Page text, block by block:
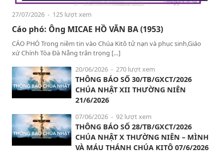
27/07/2026 - 125 lượt xem
Cáo phó: Ông MICAE HỒ VĂN BA (1953)
CÁO PHÓ Trong niềm tin vào Chúa Kitô tử nạn và phục sinh,Giáo
xứ Chính Tòa Đà Nẵng trân trọng […]
20/06/2026 - 270 lượt xem
THÔNG BÁO SỐ 30/TB/GXCT/2026
CHÚA NHẬT XII THƯỜNG NIÊN
21/6/2026
07/06/2026 - 92 lượt xem
THÔNG BÁO SỐ 28/TB/GXCT/2026
CHÚA NHẬT X THƯỜNG NIÊN – MÌNH
VÀ MÁU THÁNH CHÚA KITÔ 07/6/2026